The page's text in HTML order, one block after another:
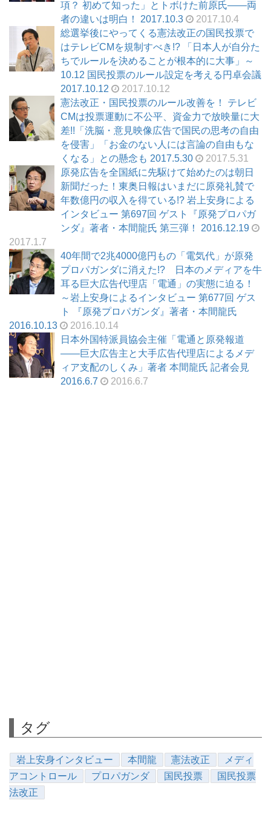
項？ 初めて知った」とトボけた前原氏――両
者の違いは明白！ 2017.10.3
2017.10.4
総選挙後にやってくる憲法改正の国民投票で
はテレビCMを規制すべき!? 「日本人が自分た
ちでルールを決めることが根本的に大事」～
10.12 国民投票のルール設定を考える円卓会議
2017.10.12
2017.10.12
憲法改正・国民投票のルール改善を！ テレビ
CMは投票運動に不公平、資金力で放映量に大
差!!「洗脳・意見映像広告で国民の思考の自由
を侵害」「お金のない人には言論の自由もな
くなる」との懸念も 2017.5.30
2017.5.31
原発広告を全国紙に先駆けて始めたのは朝日
新聞だった！東奥日報はいまだに原発礼賛で
年数億円の収入を得ている!? 岩上安身による
インタビュー 第697回 ゲスト『原発プロパガ
ンダ』著者・本間龍氏 第三弾！ 2016.12.19
2017.1.7
40年間で2兆4000億円もの「電気代」が原発
プロパガンダに消えた!? 日本のメディアを牛
耳る巨大広告代理店「電通」の実態に迫る！
～岩上安身によるインタビュー 第677回 ゲス
ト 『原発プロパガンダ』著者・本間龍氏
2016.10.13
2016.10.14
日本外国特派員協会主催「電通と原発報道
――巨大広告主と大手広告代理店によるメデ
ィア支配のしくみ」著者 本間龍氏 記者会見
2016.6.7
2016.6.7
タグ
岩上安身インタビュー 本間龍 憲法改正
メディ
アコントロール
プロパガンダ 国民投票
国民投票
法改正